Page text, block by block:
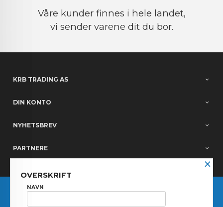
Våre kunder finnes i hele landet,
vi sender varene dit du bor.
KRB TRADING AS
DIN KONTO
NYHETSBREV
PARTNERE
FRAKT
×
OVERSKRIFT
NAVN